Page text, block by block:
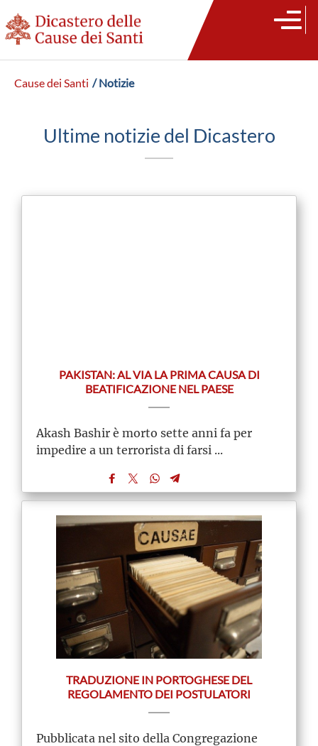
Cause dei Santi / Notizie
Ultime notizie del Dicastero
PAKISTAN: AL VIA LA PRIMA CAUSA DI
BEATIFICAZIONE NEL PAESE
Akash Bashir è morto sette anni fa per
impedire a un terrorista di farsi ...
TRADUZIONE IN PORTOGHESE DEL
REGOLAMENTO DEI POSTULATORI
Pubblicata nel sito della Congregazione